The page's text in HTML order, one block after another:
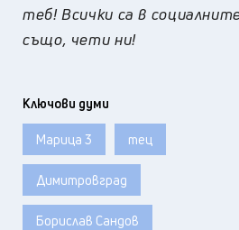
теб! Всички са в
също, чети ни!
Ключови думи
Марица 3 тец
Димитровград
Борислав Сандов